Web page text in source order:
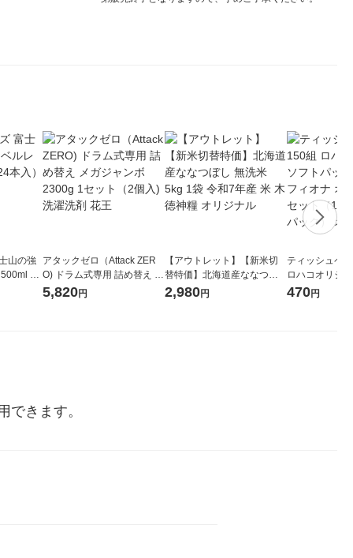
山の強
1
アタックゼロ（Attack ZER
O) ドラム式専用 詰め替え メ
ガジャンボ 2300g 1セット
5,820円
【アウトレット】【新米切
替特価】北海道産ななつぼ
し 無洗米 5kg 1袋 令和7年産
2,980円
ティッシュペ
ロハコオリジ
ックティッシ
470円
できます。